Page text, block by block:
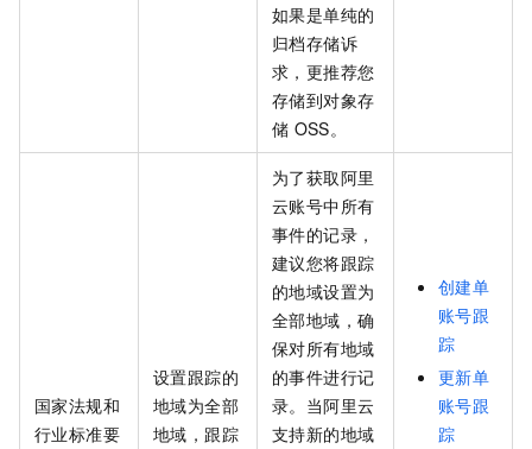
如果是单纯的
归档存储诉
求，更推荐您
存储到对象存
储 OSS。
国家法规和
行业标准要
设置跟踪的
地域为全部
地域，跟踪
为了获取阿里
云账号中所有
事件的记录，
建议您将跟踪
的地域设置为
全部地域，确
保对所有地域
的事件进行记
录。当阿里云
支持新的地域
创建单
账号跟
踪
更新单
账号跟
踪